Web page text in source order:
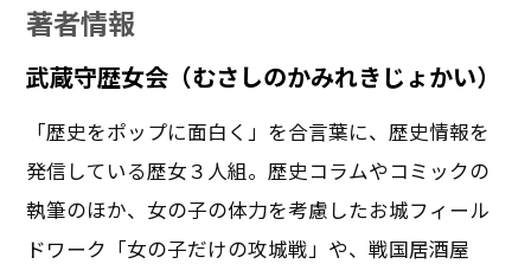
著者情報
武蔵守歴女会（むさしのかみれきじょかい）
「歴史をポップに面白く」を合言葉に、歴史情報を
発信している歴女３人組。歴史コラムやコミックの
執筆のほか、女の子の体力を考慮したお城フィール
ドワーク「女の子だけの攻城戦」や、戦国居酒屋